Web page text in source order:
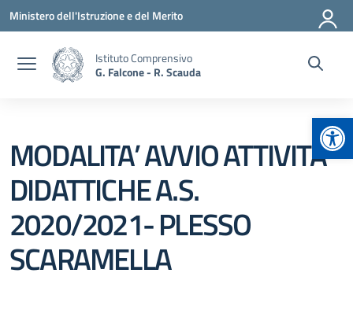
Vai ai contenuti
Vai al menu di navigazione
Vai al footer
Ministero dell'Istruzione e del Merito
Istituto Comprensivo
G. Falcone - R. Scauda
MODALITA’ AVVIO ATTIVITA’
DIDATTICHE A.S.
2020/2021- PLESSO
SCARAMELLA